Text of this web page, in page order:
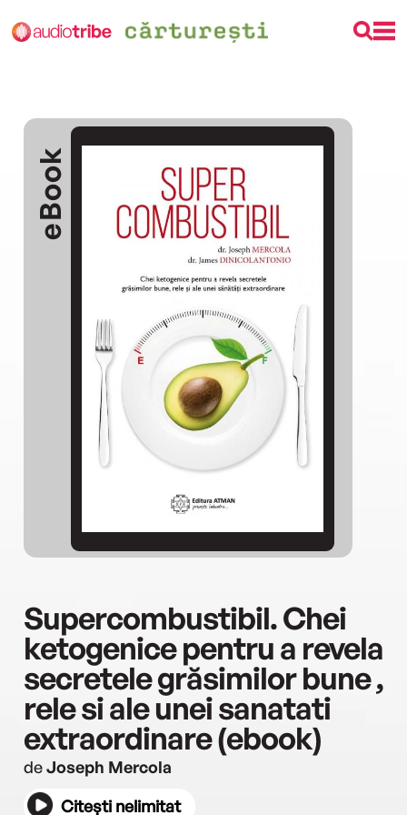
eBook
Supercombustibil. Chei
ketogenice pentru a revela
secretele grăsimilor bune ,
rele si ale unei sanatati
extraordinare (ebook)
deJoseph Mercola
Citești nelimitat